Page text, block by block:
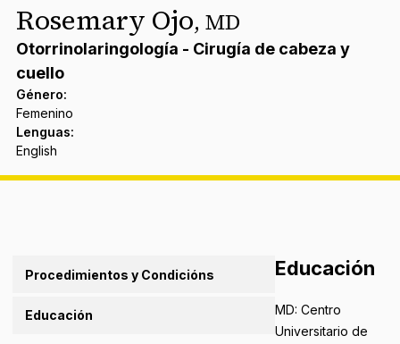
Rosemary Ojo, MD
Otorrinolaringología - Cirugía de cabeza y
cuello
Género:
Femenino
Lenguas:
English
Procedimientos y Condicións
Educación
Educación
MD: Centro
Universitario de